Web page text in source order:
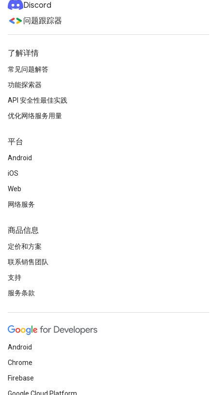
Discord
问题跟踪器
了解详情
常见问题解答
功能探索器
API 安全性最佳实践
优化网络服务用量
平台
Android
iOS
Web
网络服务
商品信息
定价和方案
联系销售团队
支持
服务条款
Android
Chrome
Firebase